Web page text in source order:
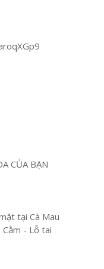
CỦA BẠN
tại Cà Mau
- Lỗ tai